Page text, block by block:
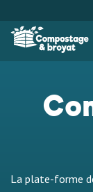
La plate-forme